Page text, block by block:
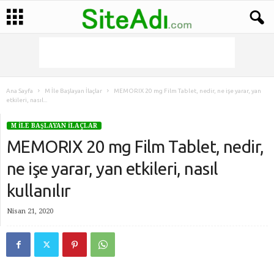
Ana Sayfa M İle Başlayan İlaçlar
MEMORIX 20 mg Film Tablet, nedir, ne işe yarar, yan
etkileri, nasıl...
M İLE BAŞLAYAN İLAÇLAR
MEMORIX 20 mg Film Tablet, nedir,
ne işe yarar, yan etkileri, nasıl
kullanılır
Nisan 21, 2020